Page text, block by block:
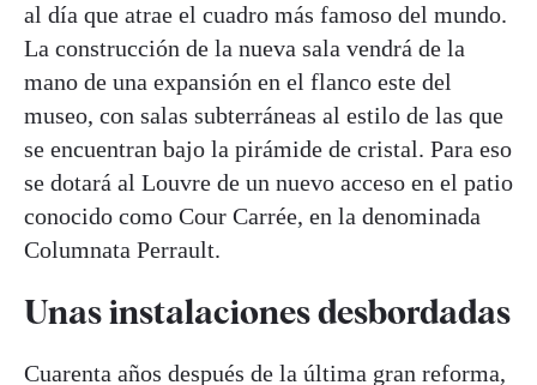
al día que atrae el cuadro más famoso del mundo.
La construcción de la nueva sala vendrá de la
mano de una expansión en el flanco este del
museo, con salas subterráneas al estilo de las que
se encuentran bajo la pirámide de cristal. Para eso
se dotará al Louvre de un nuevo acceso en el patio
conocido como Cour Carrée, en la denominada
Columnata Perrault.
Unas instalaciones desbordadas
Cuarenta años después de la última gran reforma,